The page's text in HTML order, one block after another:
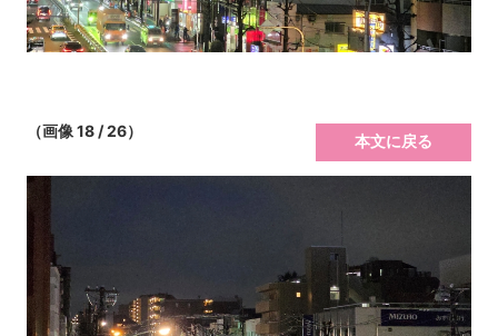
（画像 18 / 26）
本文に戻る